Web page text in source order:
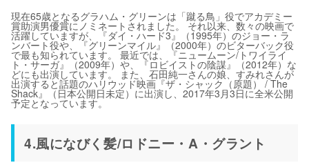
現在65歳となるグラハム・グリーンは「蹴る鳥」役でアカデミー
賞助演男優賞にノミネートされました。 それ以来、数々の映画で
活躍していますが、『ダイ・ハード3』（1995年）のジョー・ラ
ンバート役や、『グリーンマイル』（2000年）のビターバック役
で最も知られています。 最近では、『ニュームーン/トワイライ
ト・サーガ』（2009年）や、『ロビイストの陰謀』（2012年）な
どにも出演しています。 また、石田純一さんの娘、すみれさんが
出演すると話題のハリウッド映画『ザ・シャック（原題） / The
Shack』（日本公開日未定）に出演し、2017年3月3日に全米公開
予定となっています。
4.風になびく髪/ロドニー・A・グラント